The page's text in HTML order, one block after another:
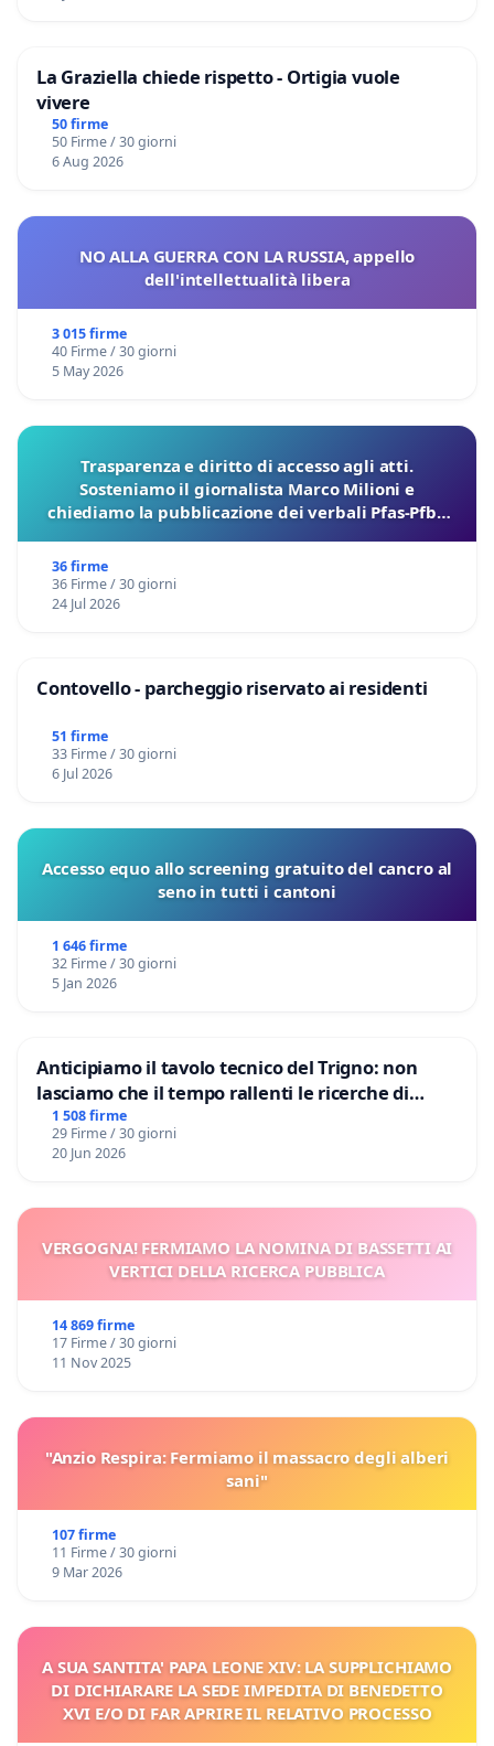
La Graziella chiede rispetto - Ortigia vuole
vivere
50 firme
50 Firme / 30 giorni
6 Aug 2026
NO ALLA GUERRA CON LA RUSSIA, appello
dell'intellettualità libera
3 015 firme
40 Firme / 30 giorni
5 May 2026
Trasparenza e diritto di accesso agli atti.
Sosteniamo il giornalista Marco Milioni e
chiediamo la pubblicazione dei verbali Pfas-Pfba
36 firme
36 Firme / 30 giorni
24 Jul 2026
Contovello - parcheggio riservato ai residenti
51 firme
33 Firme / 30 giorni
6 Jul 2026
Accesso equo allo screening gratuito del cancro al
seno in tutti i cantoni
1 646 firme
32 Firme / 30 giorni
5 Jan 2026
Anticipiamo il tavolo tecnico del Trigno: non
lasciamo che il tempo rallenti le ricerche di
Domenico Racanati
1 508 firme
29 Firme / 30 giorni
20 Jun 2026
VERGOGNA! FERMIAMO LA NOMINA DI BASSETTI AI
VERTICI DELLA RICERCA PUBBLICA
14 869 firme
17 Firme / 30 giorni
11 Nov 2025
"Anzio Respira: Fermiamo il massacro degli alberi
sani"
107 firme
11 Firme / 30 giorni
9 Mar 2026
A SUA SANTITA' PAPA LEONE XIV: LA SUPPLICHIAMO
DI DICHIARARE LA SEDE IMPEDITA DI BENEDETTO
XVI E/O DI FAR APRIRE IL RELATIVO PROCESSO